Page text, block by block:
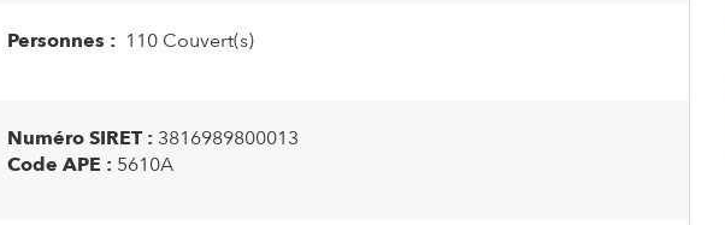
Personnes : 110 Couvert(s)
Numéro SIRET : 3816989800013
Code APE : 5610A